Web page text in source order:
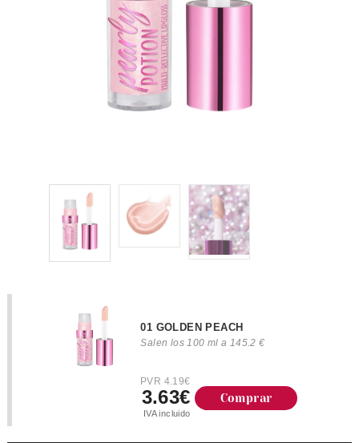
01 GOLDEN PEACH
Salen los 100 ml a 145.2 €
PVR 4.19€
3.63€
IVA incluido
Comprar